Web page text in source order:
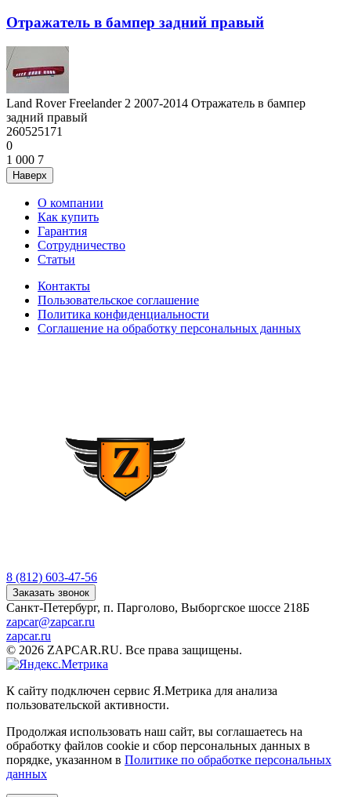
Отражатель в бампер задний правый
Land Rover Freelander 2 2007-2014 Отражатель в бампер
задний правый
260525171
0
1 000 7
Наверх
О компании
Как купить
Гарантия
Сотрудничество
Статьи
Контакты
Пользовательское соглашение
Политика конфиденциальности
Соглашение на обработку персональных данных
8 (812) 603-47-56
Заказать звонок
Санкт-Петербург, п. Парголово, Выборгское шоссе 218Б
zapcar@zapcar.ru
zapcar.ru
© 2026 ZAPCAR.RU. Все права защищены.
К сайту подключен сервис Я.Метрика для анализа
пользовательской активности.
Продолжая использовать наш сайт, вы соглашаетесь на
обработку файлов cookie и сбор персональных данных в
порядке, указанном в Политике по обработке персональных
данных